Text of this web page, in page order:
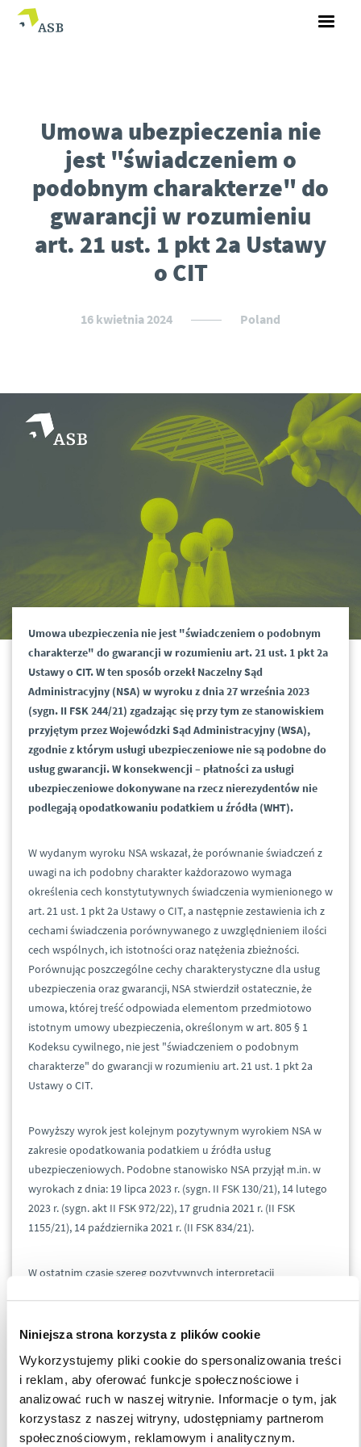
Niniejsza strona korzysta z plików cookie
Wykorzystujemy pliki cookie do spersonalizowania treści
i reklam, aby oferować funkcje społecznościowe i
analizować ruch w naszej witrynie. Informacje o tym, jak
korzystasz z naszej witryny, udostępniamy partnerom
społecznościowym, reklamowym i analitycznym.
Umowa ubezpieczenia nie
jest "świadczeniem o
podobnym charakterze" do
gwarancji w rozumieniu
art. 21 ust. 1 pkt 2a Ustawy
o CIT
16 kwietnia 2024 Poland
Umowa ubezpieczenia nie jest "świadczeniem o podobnym
charakterze" do gwarancji w rozumieniu art. 21 ust. 1 pkt 2a
Ustawy o CIT. W ten sposób orzekł Naczelny Sąd
Administracyjny (NSA) w wyroku z dnia 27 września 2023
(sygn. II FSK 244/21) zgadzając się przy tym ze stanowiskiem
przyjętym przez Wojewódzki Sąd Administracyjny (WSA),
zgodnie z którym usługi ubezpieczeniowe nie są podobne do
usług gwarancji. W konsekwencji – płatności za usługi
ubezpieczeniowe dokonywane na rzecz nierezydentów nie
podlegają opodatkowaniu podatkiem u źródła (WHT).
W wydanym wyroku NSA wskazał, że porównanie świadczeń z
uwagi na ich podobny charakter każdorazowo wymaga
określenia cech konstytutywnych świadczenia wymienionego w
art. 21 ust. 1 pkt 2a Ustawy o CIT, a następnie zestawienia ich z
cechami świadczenia porównywanego z uwzględnieniem ilości
cech wspólnych, ich istotności oraz natężenia zbieżności.
Porównując poszczególne cechy charakterystyczne dla usług
ubezpieczenia oraz gwarancji, NSA stwierdził ostatecznie, że
umowa, której treść odpowiada elementom przedmiotowo
istotnym umowy ubezpieczenia, określonym w art. 805 § 1
Kodeksu cywilnego, nie jest "świadczeniem o podobnym
charakterze" do gwarancji w rozumieniu art. 21 ust. 1 pkt 2a
Ustawy o CIT.
Powyższy wyrok jest kolejnym pozytywnym wyrokiem NSA w
zakresie opodatkowania podatkiem u źródła usług
ubezpieczeniowych. Podobne stanowisko NSA przyjął m.in. w
wyrokach z dnia: 19 lipca 2023 r. (sygn. II FSK 130/21), 14 lutego
2023 r. (sygn. akt II FSK 972/22), 17 grudnia 2021 r. (II FSK
1155/21), 14 października 2021 r. (II FSK 834/21).
W ostatnim czasie szereg pozytywnych interpretacji
Krajowej Informacji Skarbowej ( Dyrektor KIS). W wydanych
uzasadnienia, uznając w całości za prawidłowe stanowisko
wnioskodawców (interpretacje indywidualne z dnia: 26 marca
2024 r., 0111-KDIB2-1.4010.112.2024.2.AJ, 26 marca 2024 r., 0111-
KDIB2-1.4010.111.2024.2.AJ, 10 kwietnia 2024 r., 0114-KDIP2-